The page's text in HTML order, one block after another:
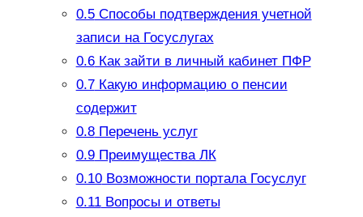
0.5Способы подтверждения учетной
записи на Госуслугах
0.6Как зайти в личный кабинет ПФР
0.7Какую информацию о пенсии
содержит
0.8Перечень услуг
0.9Преимущества ЛК
0.10Возможности портала Госуслуг
0.11Вопросы и ответы